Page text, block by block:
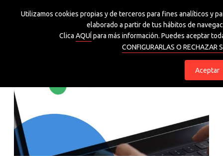
Grupo Spri
eu es
Utilizamos cookies propias y de terceros para fines analíticos y
elaborado a partir de tus hábitos de
Clica AQUÍpara más información. Puedes aceptar
CONFIGURARLAS O RECHAZAR
Aceptar